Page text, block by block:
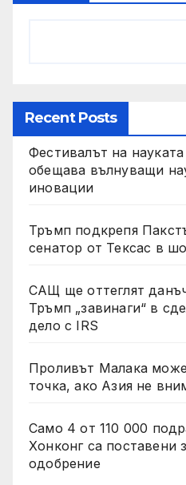
Recent Posts
Фестивалът на
обещава вълнуващи
иновации
Тръмп подкрепя
сенатор от Тексас в
САЩ ще оттеглят
Тръмп „завинаги“ в
дело с IRS
Проливът Малака
точка, ако Азия не
Само 4 от 110 000
Хонконг са поставени
одобрение